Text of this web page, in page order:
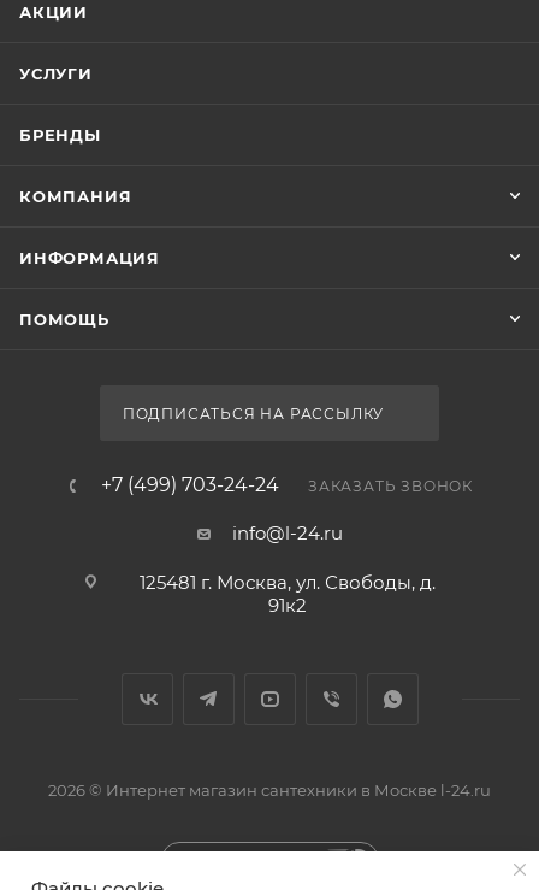
АКЦИИ
УСЛУГИ
БРЕНДЫ
КОМПАНИЯ
ИНФОРМАЦИЯ
ПОМОЩЬ
ПОДПИСАТЬСЯ НА РАССЫЛКУ
+7 (499) 703-24-24 ЗАКАЗАТЬ ЗВОНОК
info@l-24.ru
125481 г. Москва, ул. Свободы, д.
91к2
2026 © Интернет магазин сантехники в Москве l-24.ru